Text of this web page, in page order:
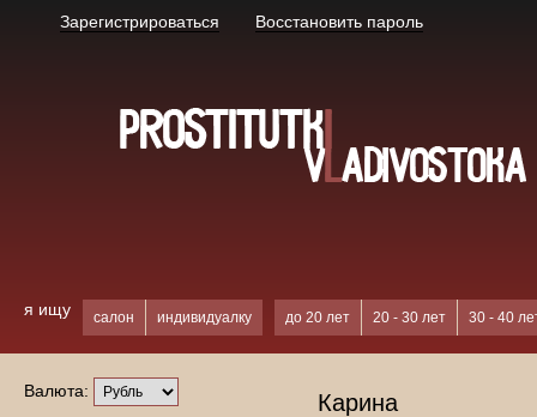
Зарегистрироваться Восстановить пароль
я ищу салон индивидуалку до 20 лет 20 - 30 лет 30 - 40
Валюта: Карина